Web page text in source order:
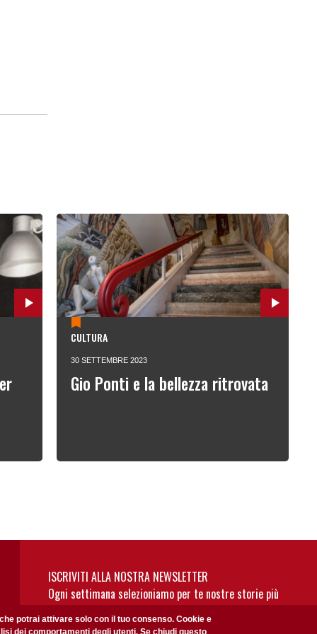
CULTURA
30 SETTEMBRE 2023
Gio Ponti e la bellezza ritrovata
ISCRIVITI ALLA NOSTRA NEWSLETTER
Ogni settimana selezioniamo per te nostre storie più
rilevanti: non perderti gli aggiornamenti della nostra
newsletter
potrai attivare solo con il tuo consenso. Cookie e
dei comportamenti degli utenti. Se chiudi questo